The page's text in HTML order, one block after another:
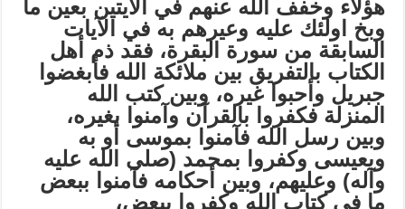
هؤلاء وخفف الله عنهم في الآيتين بعين ما
وبخ اولئك عليه وعيرهم به في الآيات
السابقة من سورة البقرة، فقد ذم أهل
الكتاب بالتفريق بين ملائكة الله فأبغضوا
جبريل وأحبوا غيره، وبين كتب الله
المنزلة فكفروا بالقرآن وآمنوا بغيره،
وبين رسل الله فآمنوا بموسى أو به
وبعيسى وكفروا بمحمد (صلى الله عليه
وآله) وعليهم، وبين أحكامه فآمنوا ببعض
ما في كتاب الله وكفروا ببعض،